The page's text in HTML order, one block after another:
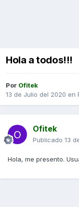
Hola a todos!!!
Por Ofitek
13 de Julio del 2020 en
Ofitek
Publicado 13
Hola, me presento.